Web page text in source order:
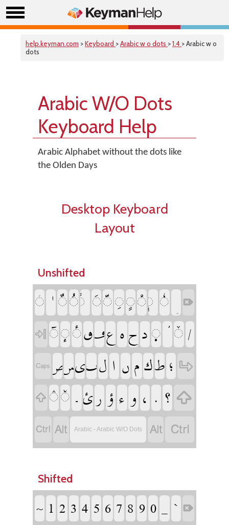
help.keyman.com >Keyboard >Arabic w o dots >1.4 > Arabic w o
dots
Arabic W/O Dots
Keyboard Help
Arabic Alphabet without the dots like
the Olden Days
Desktop Keyboard
Layout
Unshifted
‏ ‏‏ ‏‏‏‏‏ ‏ ‏ ‏
‏ ‏‏‏‏‏‏ ‏‏ ‏‏ ‏ ‏
‏‏‏‏‏‏ ‏ ‏‏‏‏‏ ‏
‏ ‏‏ ‏ ‏‏ ‏ ‏ ‏ ‏ ‏ ‏ ‏
‏ ‏ Arabic - Arabic W/O Dots ‏ ‏
Shifted
‏ ‏ ‏ ‏ ‏ ‏ ‏ ‏ ‏ ‏ ‏‏ ‏ ‏